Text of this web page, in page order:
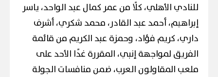
للنادي الأهلي، كلًا من عمر كمال عبد الواحد، ياسر
إبراهيم، أحمد عبد القادر، محمد شكري، أشرف
داري، كريم فؤاد، وحمزة عبد الكريم من قائمة
الفريق لمواجهة إنبي، المقررة غدًا الأحد على
ملعب المقاولون العرب، ضمن منافسات الجولة